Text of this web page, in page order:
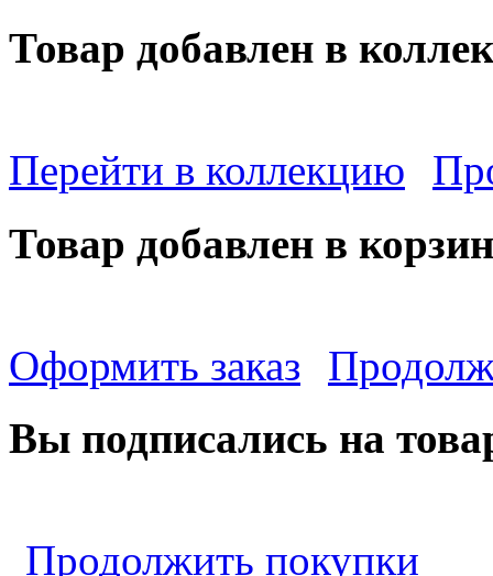
Товар добавлен в
Перейти в коллекцию
Товар добавлен в
Оформить заказ
Вы подписались на
Продолжить покупки